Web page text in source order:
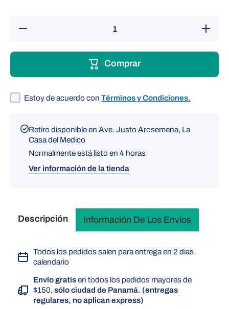
Reducir
|
(par)
Comprar
Estoy de acuerdo con Términos y Condiciones.
Retiro disponible enAve. Justo Arosemena, La
Casa del Medico
Normalmente está listo en 4 horas
Ver información de la tienda
Descripción Información De Los Envíos
Todos los pedidos salen para entrega en 2 dias
calendario
Envío gratisen todos los pedidos mayores de
$150, sólo ciudad de Panamá. (entregas
regulares, no aplican express)